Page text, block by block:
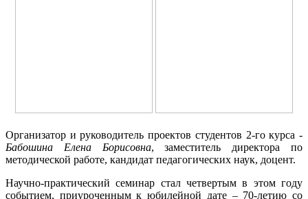
Организатор и руководитель проектов студентов 2-го курса -
Бабошина Елена Борисовна, заместитель директора по
методической работе, кандидат педагогических наук, доцент.
Научно-практический семинар стал четвертым в этом году
событием, приуроченным к юбилейной дате – 70-летию со